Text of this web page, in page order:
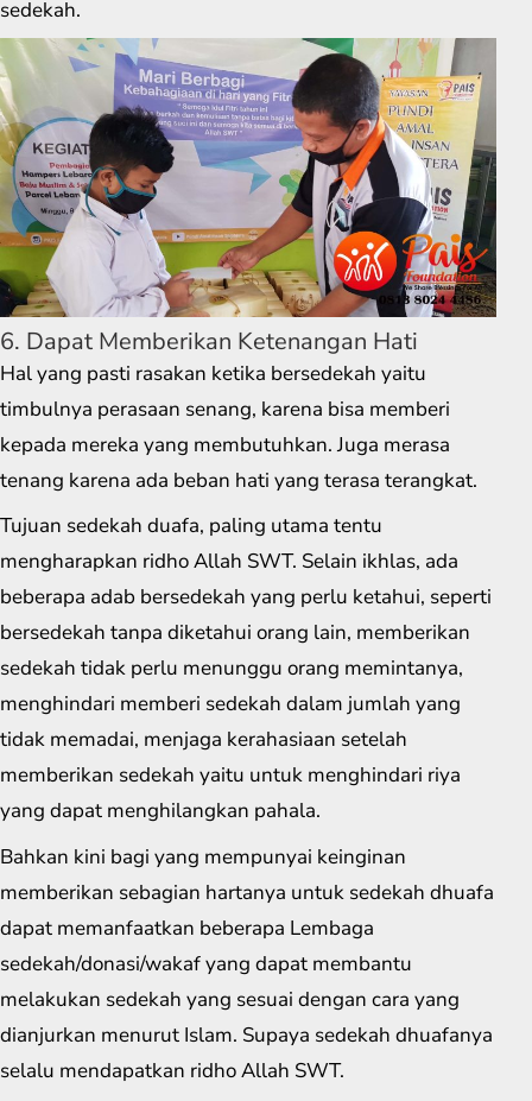
sedekah.
6. Dapat Memberikan Ketenangan Hati
Hal yang pasti rasakan ketika bersedekah yaitu
timbulnya perasaan senang, karena bisa memberi
kepada mereka yang membutuhkan. Juga merasa
tenang karena ada beban hati yang terasa terangkat.
Tujuan sedekah duafa, paling utama tentu
mengharapkan ridho Allah SWT. Selain ikhlas, ada
beberapa adab bersedekah yang perlu ketahui, seperti
bersedekah tanpa diketahui orang lain, memberikan
sedekah tidak perlu menunggu orang memintanya,
menghindari memberi sedekah dalam jumlah yang
tidak memadai, menjaga kerahasiaan setelah
memberikan sedekah yaitu untuk menghindari riya
yang dapat menghilangkan pahala.
Bahkan kini bagi yang mempunyai keinginan
memberikan sebagian hartanya untuk sedekah dhuafa
dapat memanfaatkan beberapa Lembaga
sedekah/donasi/wakaf yang dapat membantu
melakukan sedekah yang sesuai dengan cara yang
dianjurkan menurut Islam. Supaya sedekah dhuafanya
selalu mendapatkan ridho Allah SWT.